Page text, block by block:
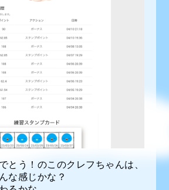
とう！のこのクレフちゃんは、
な感じかな？